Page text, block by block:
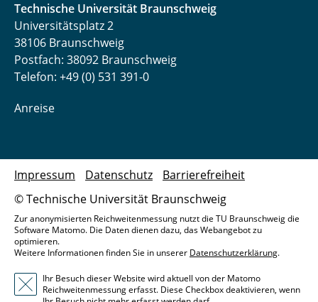
Technische Universität Braunschweig
Universitätsplatz 2
38106 Braunschweig
Postfach: 38092 Braunschweig
Telefon: +49 (0) 531 391-0
Anreise
© Technische Universität Braunschweig
Impressum Datenschutz Barrierefreiheit
Zur anonymisierten Reichweitenmessung nutzt die TU Braunschweig die
Software Matomo. Die Daten dienen dazu, das Webangebot zu
optimieren.
Weitere Informationen finden Sie in unserer Datenschutzerklärung.
Ihr Besuch dieser Website wird aktuell von der Matomo
Reichweitenmessung erfasst. Diese Checkbox deaktivieren, wenn